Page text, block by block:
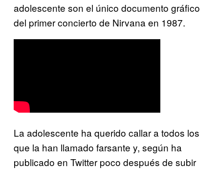
adolescente son el único documento gráfico
del primer concierto de Nirvana en 1987.
La adolescente ha querido callar a todos los
que la han llamado farsante y, según ha
publicado en Twitter poco después de subir